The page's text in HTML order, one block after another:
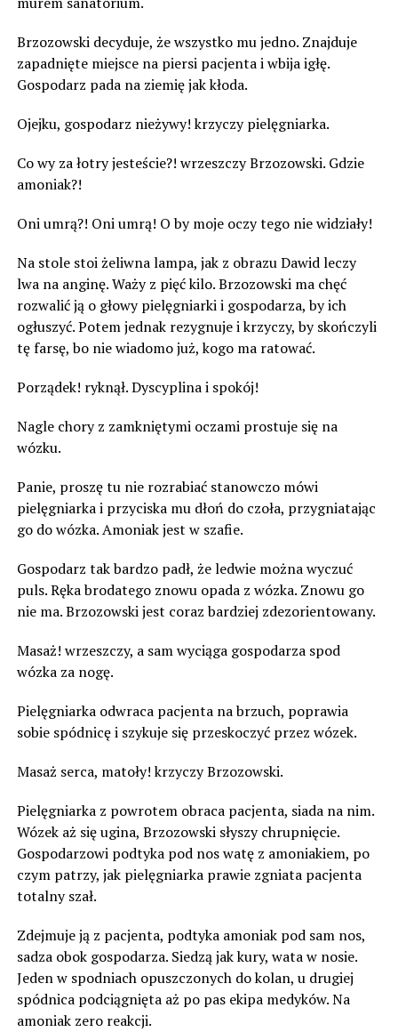
Brzozowski decyduje, że wszystko mu jedno. Znajduje
zapadnięte miejsce na piersi pacjenta i wbija igłę.
Gospodarz pada na ziemię jak kłoda.
Ojejku, gospodarz nieżywy! krzyczy pielęgniarka.
Co wy za łotry jesteście?! wrzeszczy Brzozowski. Gdzie
amoniak?!
Oni umrą?! Oni umrą! O by moje oczy tego nie widziały!
Na stole stoi żeliwna lampa, jak z obrazu Dawid leczy
lwa na anginę. Waży z pięć kilo. Brzozowski ma chęć
rozwalić ją o głowy pielęgniarki i gospodarza, by ich
ogłuszyć. Potem jednak rezygnuje i krzyczy, by skończyli
tę farsę, bo nie wiadomo już, kogo ma ratować.
Porządek! ryknął. Dyscyplina i spokój!
Nagle chory z zamkniętymi oczami prostuje się na
wózku.
Panie, proszę tu nie rozrabiać stanowczo mówi
pielęgniarka i przyciska mu dłoń do czoła, przygniatając
go do wózka. Amoniak jest w szafie.
Gospodarz tak bardzo padł, że ledwie można wyczuć
puls. Ręka brodatego znowu opada z wózka. Znowu go
nie ma. Brzozowski jest coraz bardziej zdezorientowany.
Masaż! wrzeszczy, a sam wyciąga gospodarza spod
wózka za nogę.
Pielęgniarka odwraca pacjenta na brzuch, poprawia
sobie spódnicę i szykuje się przeskoczyć przez wózek.
Masaż serca, matoły! krzyczy Brzozowski.
Pielęgniarka z powrotem obraca pacjenta, siada na nim.
Wózek aż się ugina, Brzozowski słyszy chrupnięcie.
Gospodarzowi podtyka pod nos watę z amoniakiem, po
czym patrzy, jak pielęgniarka prawie zgniata pacjenta
totalny szał.
Zdejmuje ją z pacjenta, podtyka amoniak pod sam nos,
sadza obok gospodarza. Siedzą jak kury, wata w nosie.
Jeden w spodniach opuszczonych do kolan, u drugiej
spódnica podciągnięta aż po pas ekipa medyków. Na
amoniak zero reakcji.